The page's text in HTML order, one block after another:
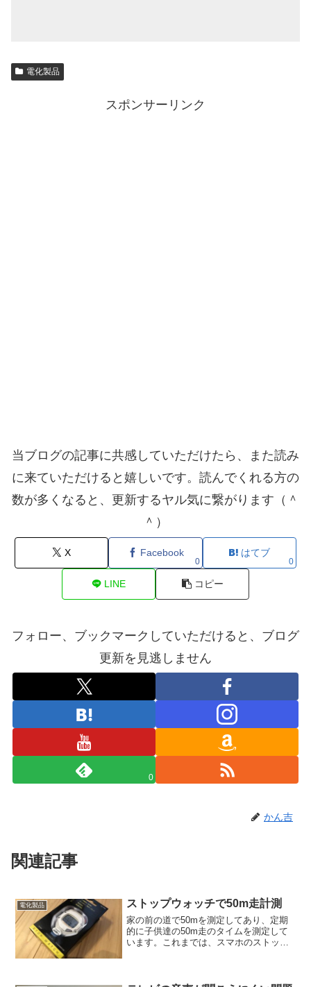
電化製品
スポンサーリンク
当ブログの記事に共感していただけたら、また読み
に来ていただけると嬉しいです。読んでくれる方の
数が多くなると、更新するヤル気に繋がります（＾
＾）
X Facebook
0
はてブ
0
LINE コピー
フォロー、ブックマークしていただけると、ブログ
更新を見逃しません
0
かん吉
関連記事
電化製品 ストップウォッチで50m走計測
家の前の道で50mを測定してあり、定期
的に子供達の50m走のタイムを測定して
います。これまでは、スマホのストップ